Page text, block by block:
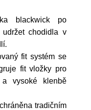
blackwick po
chodidla v
fit systém se
fit vložky pro
a vysoké klenbě
tradičním